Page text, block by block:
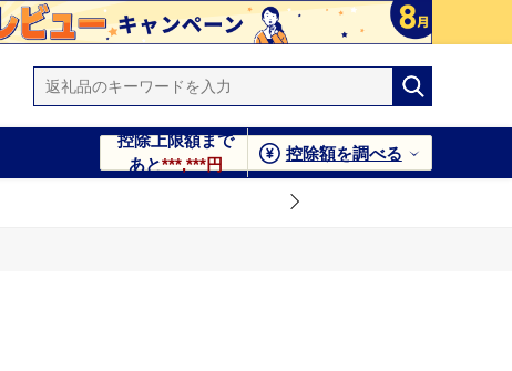
控除上限額まで
あと***,***円
控除額を調べる